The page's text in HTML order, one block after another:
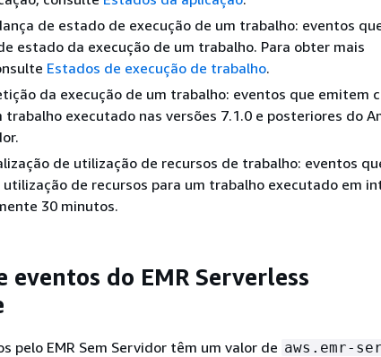
de estado de execução de um trabalho: eventos
estado da execução de um trabalho. Para obter mais
Estados de execução de trabalho.
da execução de um trabalho: eventos que emitem
executado nas versões 7.1.0 e posteriores do
de utilização de recursos de trabalho: eventos
de recursos para um trabalho executado em
30 minutos.
eventos do EMR Serverless
pelo EMR Sem Servidor têm um valor de aws.emr-